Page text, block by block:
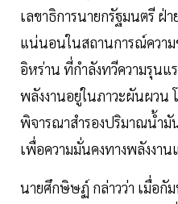
เลขาธิการนายกรัฐมนตรี ฝ่า
แน่นอนในสถานการณ์ความ
อิหร่าน ที่กำลังทวีความรุน
พลังงานอยู่ในภาวะผันผวน
พิจารณาสำรองปริมาณน้ำมั
เพื่อความมั่นคงทางพลังงาน
นายศึกษิษฏ์ กล่าวว่า เมื่อกั